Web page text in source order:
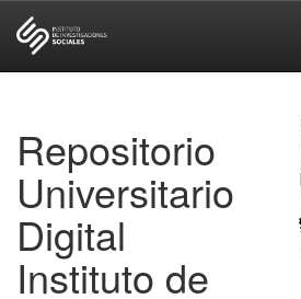
Repositorio
Universitario
Digital
Instituto de